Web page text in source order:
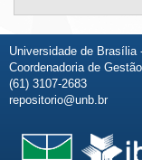
Universidade de Brasília
Coordenadoria de
(61) 3107-2683
repositorio@unb.br